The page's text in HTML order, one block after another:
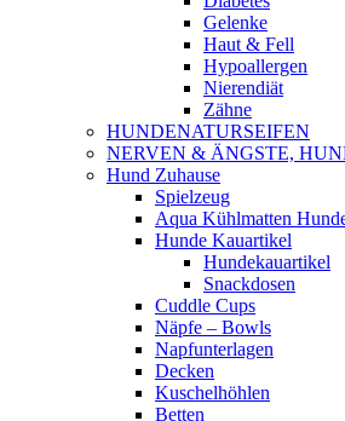
Gelenke
Haut & Fell
Hypoallergen
Nierendiät
Zähne
HUNDENATURSEIFEN
NERVEN & ÄNGSTE,
Hund Zuhause
Spielzeug
Aqua Kühlmatten
Hunde Kauartikel
Hundekauartikel
Snackdosen
Cuddle Cups
Näpfe – Bowls
Napfunterlagen
Decken
Kuschelhöhlen
Betten